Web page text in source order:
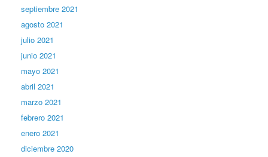
septiembre 2021
agosto 2021
julio 2021
junio 2021
mayo 2021
abril 2021
marzo 2021
febrero 2021
enero 2021
diciembre 2020